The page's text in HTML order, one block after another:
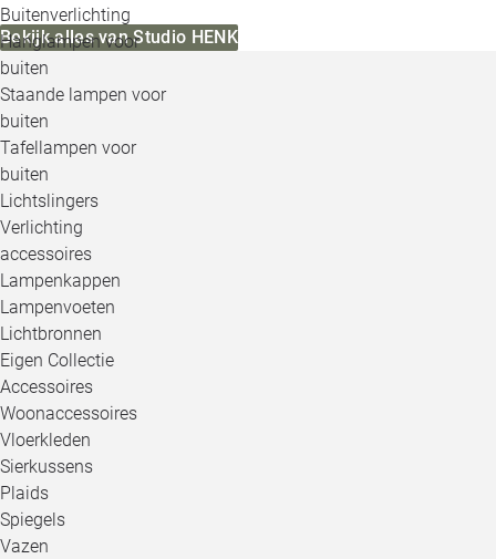
Buitenverlichting
Hanglampen voor
buiten
Staande lampen voor
buiten
Tafellampen voor
buiten
Lichtslingers
Verlichting
accessoires
Lampenkappen
Lampenvoeten
Lichtbronnen
Eigen Collectie
Accessoires
Woonaccessoires
Vloerkleden
Sierkussens
Plaids
Spiegels
Vazen
Bekijk alles van Studio HENK